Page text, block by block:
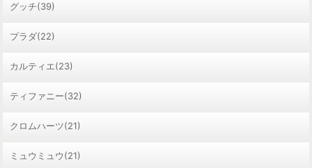
グッチ(39)
プラダ(22)
カルティエ(23)
ティファニー(32)
クロムハーツ(21)
ミュウミュウ(21)